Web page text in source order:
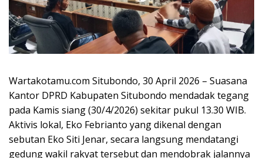
Wartakotamu.com Situbondo, 30 April 2026 – Suasana
Kantor DPRD Kabupaten Situbondo mendadak tegang
pada Kamis siang (30/4/2026) sekitar pukul 13.30 WIB.
Aktivis lokal, Eko Febrianto yang dikenal dengan
sebutan Eko Siti Jenar, secara langsung mendatangi
gedung wakil rakyat tersebut dan mendobrak jalannya